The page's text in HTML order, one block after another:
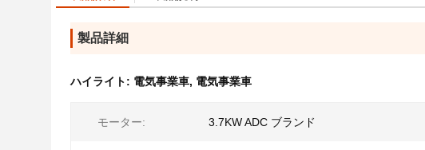
製品詳細
ハイライト: 電気事業車, 電気事業車
モーター: 3.7KW ADC ブランド